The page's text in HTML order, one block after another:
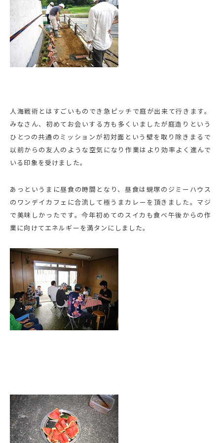
人海戦術とはすごいものでき急ピッチで庭が出来て行きます。
みなさん、初めてお会いする方も多くいましたが庭造りという
ひとつの共通のミッションが初対面という壁を取り除きまるで
以前からの友人のような空気になり作業はより効率よく進んで
いる印象を受けました。
あっというまに昼食の時間となり、昼食は蜆塚のジミーハウス
のワンデイカフェに合流して極うまカレーを頂きました。マジ
で美味しかったです。今年初めてのスイカも食べ午後からの作
業に向けてエネルギーを満タンにしました。